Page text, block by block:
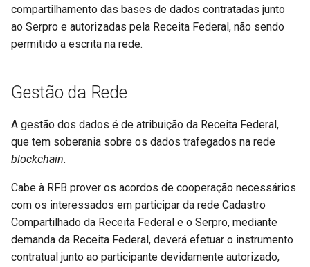
compartilhamento das bases de dados contratadas junto
ao Serpro e autorizadas pela Receita Federal, não sendo
permitido a escrita na rede.
Gestão da Rede
A gestão dos dados é de atribuição da Receita Federal,
que tem soberania sobre os dados trafegados na rede
blockchain.
Cabe à RFB prover os acordos de cooperação necessários
com os interessados em participar da rede Cadastro
Compartilhado da Receita Federal e o Serpro, mediante
demanda da Receita Federal, deverá efetuar o instrumento
contratual junto ao participante devidamente autorizado,